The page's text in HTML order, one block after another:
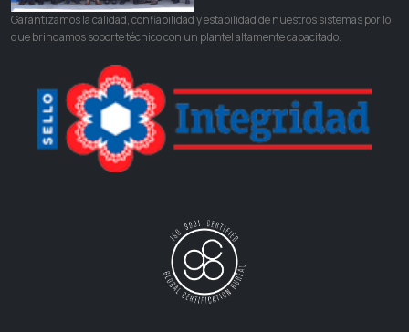
Garantizamos la calidad, confiabilidad y estabilidad de nuestros sistemas por lo
que brindamos soporte técnico con un plantel altamente capacitado.